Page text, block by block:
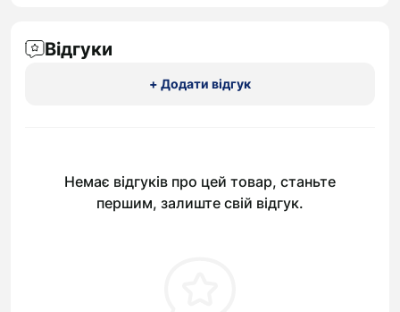
Відгуки
+ Додати відгук
Немає відгуків про цей товар, станьте
першим, залиште свій відгук.